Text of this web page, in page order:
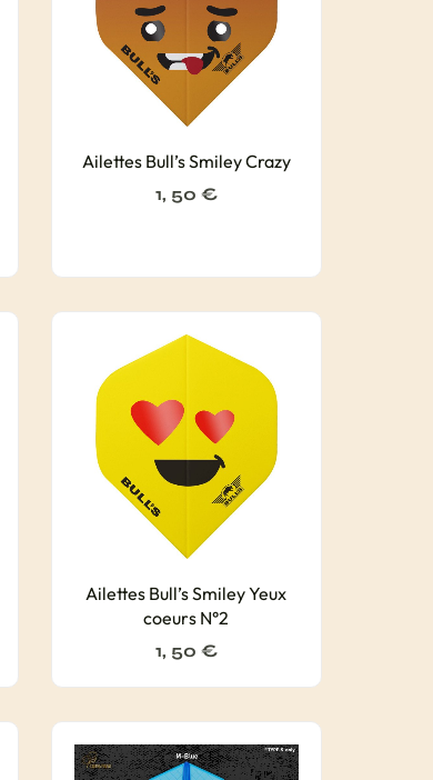
Ailettes Bull’s Smiley Crazy
1, 50€
Ailettes Bull’s Smiley Yeux
coeurs N°2
1, 50€